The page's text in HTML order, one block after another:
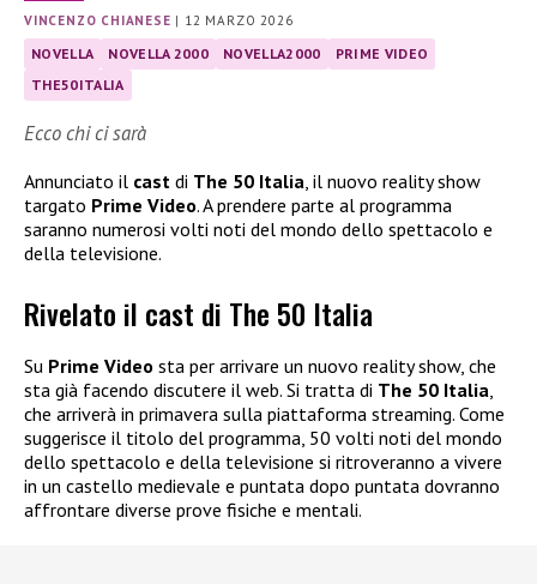
VINCENZO CHIANESE | 12 MARZO 2026
NOVELLA NOVELLA 2000 NOVELLA2000
PRIME VIDEO
THE50ITALIA
Ecco chi ci sarà
Annunciato il cast di The 50 Italia, il nuovo reality show
targato Prime Video. A prendere parte al programma
saranno numerosi volti noti del mondo dello spettacolo e
della televisione.
Rivelato il cast di The 50 Italia
Su Prime Video sta per arrivare un nuovo reality show, che
sta già facendo discutere il web. Si tratta di The 50 Italia,
che arriverà in primavera sulla piattaforma streaming. Come
suggerisce il titolo del programma, 50 volti noti del mondo
dello spettacolo e della televisione si ritroveranno a vivere
in un castello medievale e puntata dopo puntata dovranno
affrontare diverse prove fisiche e mentali.